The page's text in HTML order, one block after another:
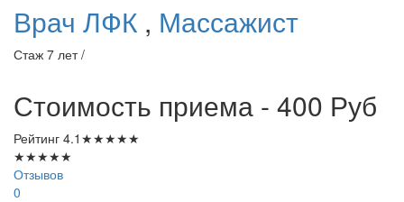
Врач ЛФК , Массажист
Стаж 7 лет /
Стоимость приема - 400 Руб
Рейтинг 4.1 ★★★★★
★★★★★
Отзывов
0